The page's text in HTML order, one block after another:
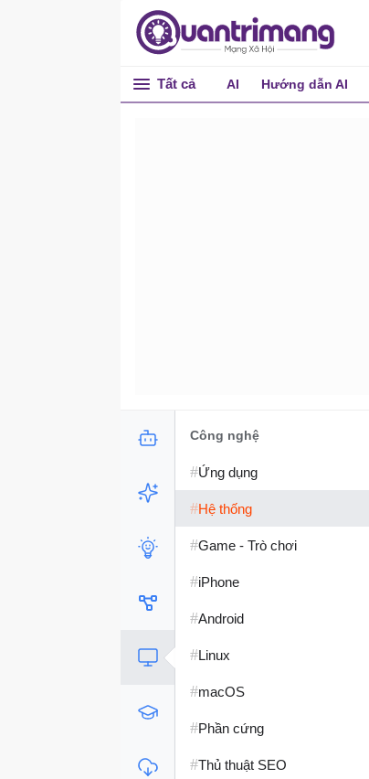
Tất cả AI Hướng dẫn AI
Công nghệ
#Ứng dụng
#Hệ thống
#Game - Trò chơi
#iPhone
#Android
#Linux
#macOS
#Phần cứng
#Thủ thuật SEO